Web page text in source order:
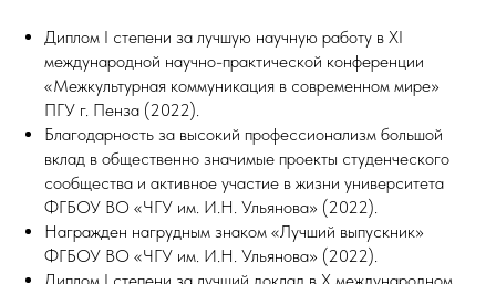
Диплом I степени за лучшую научную работу в XI
международной научно-практической конференции
«Межкультурная коммуникация в современном мире»
ПГУ г. Пенза (2022).
Благодарность за высокий профессионализм большой
вклад в общественно значимые проекты студенческого
сообщества и активное участие в жизни университета
ФГБОУ ВО «ЧГУ им. И.Н. Ульянова» (2022).
Награжден нагрудным знаком «Лучший выпускник»
ФГБОУ ВО «ЧГУ им. И.Н. Ульянова» (2022).